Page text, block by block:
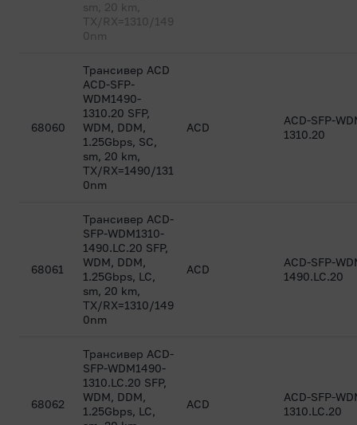
sm, 20 km,
TX/RX=1310/149
0nm
68060
Трансивер ACD
ACD-SFP-
WDM1490-
1310.20 SFP,
WDM, DDM,
1.25Gbps, SC,
sm, 20 km,
TX/RX=1490/131
0nm
ACD
ACD-SFP-
1310.20
68061
Трансивер ACD-
SFP-WDM1310-
1490.LC.20 SFP,
WDM, DDM,
1.25Gbps, LC,
sm, 20 km,
TX/RX=1310/149
0nm
ACD
ACD-SFP-
1490.LC.20
68062
Трансивер ACD-
SFP-WDM1490-
1310.LC.20 SFP,
WDM, DDM,
1.25Gbps, LC,
ACD
ACD-SFP-
1310.LC.20